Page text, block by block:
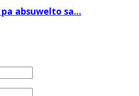
absuwelto sa...